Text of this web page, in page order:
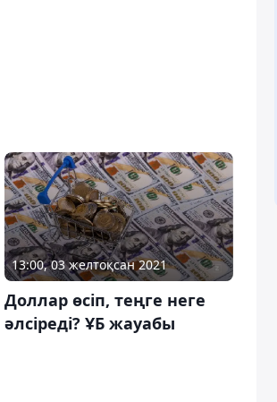
13:00, 03 желтоқсан 2021
Доллар өсіп, теңге неге
әлсіреді? ҰБ жауабы